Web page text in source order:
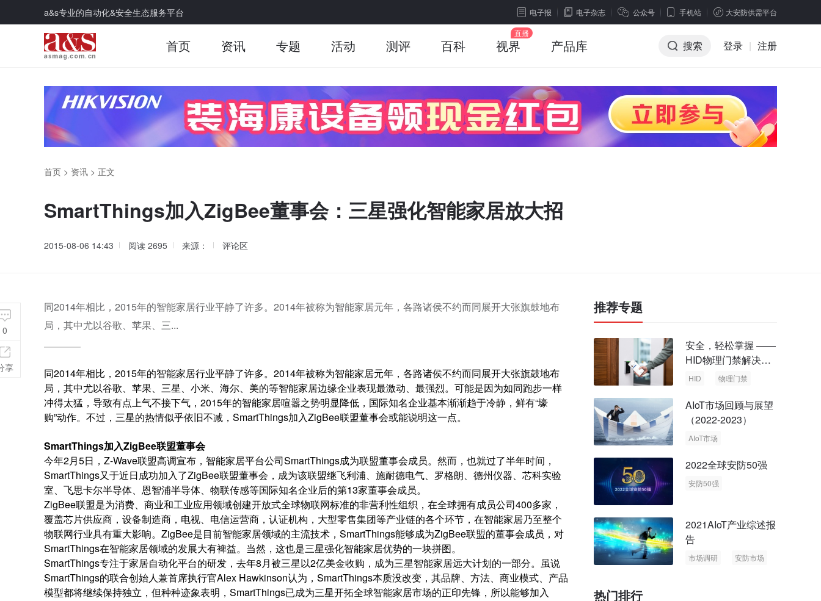
a&s专业的自动化&安全生态服务平台 电子报 电子杂志 公众号 手机站 大安防供需平台
首页 资讯 专题 活动 测评 百科 视界 产品库 搜索 登录 | 注册
首页 > 资讯 > 正文
SmartThings加入ZigBee董事会：三星强化智能家居放大招
2015-08-06 14:43 阅读 2695 来源： 评论区
同2014年相比，2015年的智能家居行业平静了许多。2014年被称为智能家居元年，各路诸侯不约而同展开大张旗鼓地布
局，其中尤以谷歌、苹果、三...
同2014年相比，2015年的智能家居行业平静了许多。2014年被称为智能家居元年，各路诸侯不约而同展开大张旗鼓地布
局，其中尤以谷歌、苹果、三星、小米、海尔、美的等智能家居边缘企业表现最激动、最强烈。可能是因为如同跑步一样
冲得太猛，导致有点上气不接下气，2015年的智能家居喧嚣之势明显降低，国际知名企业基本渐渐趋于冷静，鲜有“壕
购”动作。不过，三星的热情似乎依旧不减，SmartThings加入ZigBee联盟董事会或能说明这一点。
SmartThings加入ZigBee联盟董事会
今年2月5日，Z-Wave联盟高调宣布，智能家居平台公司SmartThings成为联盟董事会成员。然而，也就过了半年时间，
SmartThings又于近日成功加入了ZigBee联盟董事会，成为该联盟继飞利浦、施耐德电气、罗格朗、德州仪器、芯科实验
室、飞思卡尔半导体、恩智浦半导体、物联传感等国际知名企业后的第13家董事会成员。
ZigBee联盟是为消费、商业和工业应用领域创建开放式全球物联网标准的非营利性组织，在全球拥有成员公司400多家，
覆盖芯片供应商，设备制造商，电视、电信运营商，认证机构，大型零售集团等产业链的各个环节，在智能家居乃至整个
物联网行业具有重大影响。ZigBee是目前智能家居领域的主流技术，SmartThings能够成为ZigBee联盟的董事会成员，对
SmartThings在智能家居领域的发展大有裨益。当然，这也是三星强化智能家居优势的一块拼图。
SmartThings专注于家居自动化平台的研发，去年8月被三星以2亿美金收购，成为三星智能家居远大计划的一部分。虽说
SmartThings的联合创始人兼首席执行官Alex Hawkinson认为，SmartThings本质没改变，其品牌、方法、商业模式、产品
模型都将继续保持独立，但种种迹象表明，SmartThings已成为三星开拓全球智能家居市场的正印先锋，所以能够加入
0
享
推荐专题
安全，轻松掌握 ——
HID物理门禁解决方
案，启动智慧安全新
HID 物理门禁
AIoT市场回顾与展望
（2022-2023）
AIoT市场
2022全球安防50强
安防50强
2021AIoT产业综述报
告
市场调研
安防市场
热门排行